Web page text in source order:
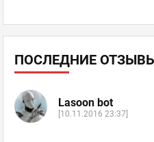
ПОСЛЕДНИЕ
Lasoon bot
[10.11.2016 23:37]